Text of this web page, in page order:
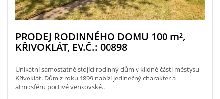
PRODEJ RODINNÉHO DOMU 100 m²,
KŘIVOKLÁT, EV.Č.: 00898
Unikátní samostatně stojící rodinný dům v klidné části městysu
Křivoklát. Dům z roku 1899 nabízí jedinečný charakter a
atmosféru poctivé venkovské..